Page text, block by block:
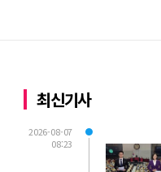
최신기사
2026-08-07
08:23